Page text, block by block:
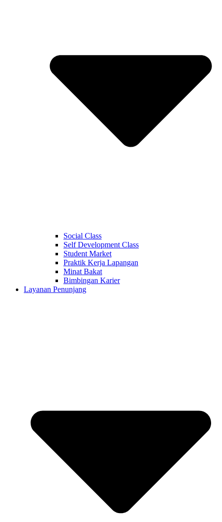
Social Class
Self Development Class
Student Market
Praktik Kerja Lapangan
Minat Bakat
Bimbingan Karier
Layanan Penunjang